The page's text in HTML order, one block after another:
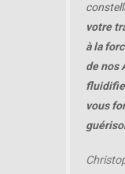
votre
à la
de nos
vous